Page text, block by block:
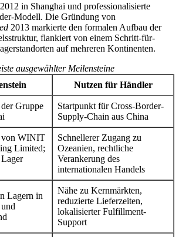
in Shanghai und professionalisierte
Modell. Die Gründung von
2013 markierte den formalen Aufbau der
flankiert von einem Schritt-für-
auf mehreren Kontinenten.
ausgewählter Meilensteine
Nutzen für Händler
Gruppe
Startpunkt für Cross-Border-
Supply-Chain aus China
von WINIT
Limited;
Schnellerer Zugang zu
Ozeanien, rechtliche
Verankerung des
internationalen Handels
Lagern in
Nähe zu Kernmärkten,
reduzierte Lieferzeiten,
lokalisierter Fulfillment-
Support